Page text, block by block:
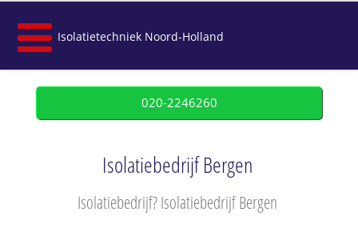
Isolatietechniek Noord-Holland
020-2246260
Isolatiebedrijf Bergen
Isolatiebedrijf? Isolatiebedrijf Bergen